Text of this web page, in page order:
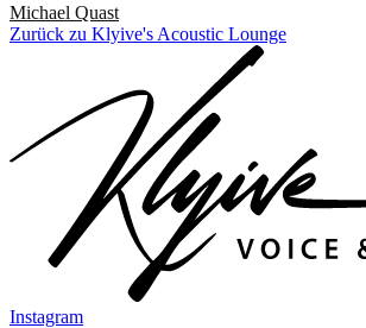
Michael Quast
Zurück zu Klyive's Acoustic Lounge
Instagram